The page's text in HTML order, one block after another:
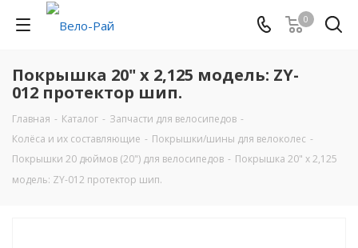
0
Покрышка 20" х 2,125 модель: ZY-
012 протектор шип.
Главная - Каталог - Запчасти для велосипедов -
Колёса и их составляющие - Покрышки/шины для велоколес -
Покрышки 20 дюймов (20") для велосипедов - Покрышка 20" х 2,125
модель: ZY-012 протектор шип.